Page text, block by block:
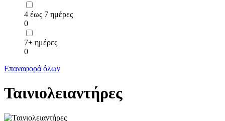
4 έως 7 ημέρες
0
7+ ημέρες
0
Επαναφορά όλων
Ταινιολειαντήρες